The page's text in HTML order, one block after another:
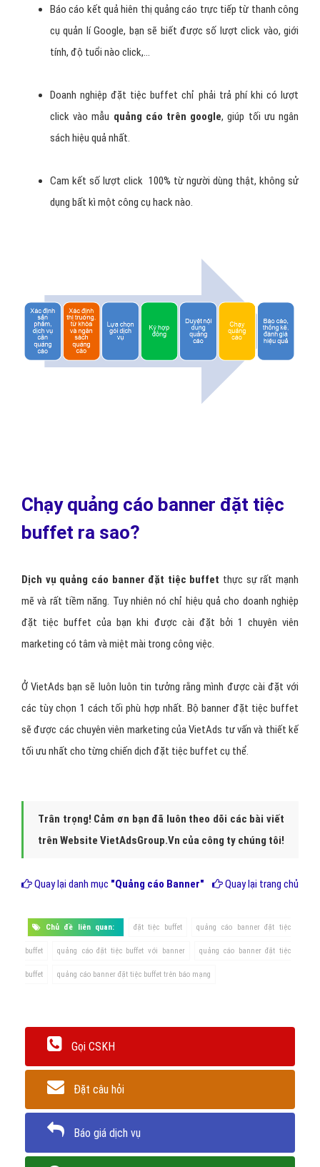
Báo cáo kết quả hiên thị quảng cáo trực tiếp từ thanh công
cụ quản lí Google, bạn sẽ biết được số lượt click vào, giới
tính, độ tuổi nào click,…
Doanh nghiệp đặt tiệc buffet chỉ phải trả phí khi có lượt
click vào mẫu quảng cáo trên google, giúp tối ưu ngân
sách hiệu quả nhất.
Cam kết số lượt click 100% từ người dùng thật, không sử
dụng bất kì một công cụ hack nào.
Chạy quảng cáo banner đặt tiệc
buffet ra sao?
Dịch vụ quảng cáo banner đặt tiệc buffet thực sự rất mạnh
mẽ và rất tiềm năng. Tuy nhiên nó chỉ hiệu quả cho doanh nghiệp
đặt tiệc buffet của bạn khi được cài đặt bởi 1 chuyên viên
marketing có tâm và miệt mài trong công việc.
Ở VietAds bạn sẽ luôn luôn tin tưởng rằng mình được cài đặt với
các tùy chọn 1 cách tối phù hợp nhất. Bộ banner đặt tiệc buffet
sẽ được các chuyên viên marketing của VietAds tư vấn và thiết kế
tối ưu nhất cho từng chiến dịch đặt tiệc buffet cụ thể.
Trân trọng! Cảm ơn bạn đã luôn theo dõi các bài viết
trên Website VietAdsGroup.Vn của công ty chúng tôi!
Quay lại danh mục "Quảng cáo Banner" Quay lại trang chủ
Chủ đề liên quan: đặt tiệc buffet quảng cáo banner đặt tiệc
buffet quảng cáo đặt tiệc buffet với banner quảng cáo banner đặt tiệc
buffet quảng cáo banner đặt tiệc buffet trên báo mạng
Gọi CSKH
Đặt câu hỏi
Báo giá dịch vụ